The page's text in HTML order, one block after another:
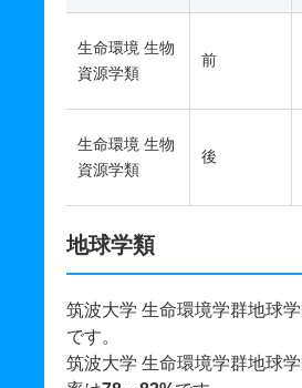
生命環境 生物
資源学類
前
生命環境 生物
資源学類
後
地球学類
筑波大学 生命環境学群地球
です。
筑波大学 生命環境学群地球